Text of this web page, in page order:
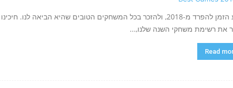
הגיע הזמן להפרד מ-2018, ולהזכר בכל המשחקים הטובים שהיא הביאה
את רשימת משחקי השנה שלנו,...
Read